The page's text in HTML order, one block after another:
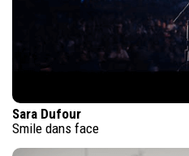
Sara Dufour
Smile dans face